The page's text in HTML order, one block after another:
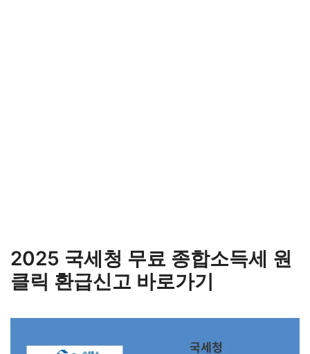
2025 국세청 무료 종합소득세 원
클릭 환급신고 바로가기